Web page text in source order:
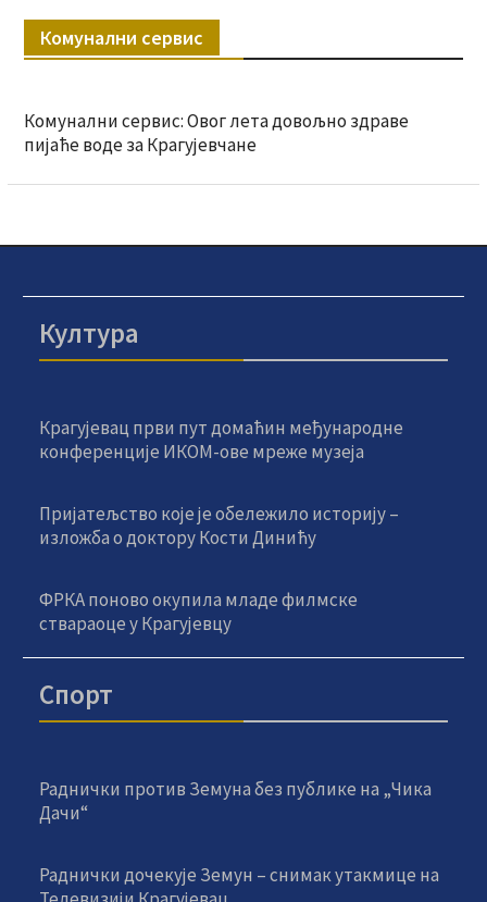
Комунални сервис
Комунални сервис: Овог лета довољно здраве
пијаће воде за Крагујевчане
Култура
Крагујевац први пут домаћин међународне
конференције ИКОМ-ове мреже музеја
Пријатељство које је обележило историју –
изложба о доктору Кости Динићу
ФРКА поново окупила младе филмске
ствараоце у Крагујевцу
Спорт
Раднички против Земуна без публике на „Чика
Дачи“
Раднички дочекује Земун – снимак утакмице на